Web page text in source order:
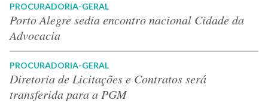
PROCURADORIA-GERAL
Porto Alegre sedia encontro nacional Cidade da
Advocacia
PROCURADORIA-GERAL
Diretoria de Licitações e Contratos será
transferida para a PGM